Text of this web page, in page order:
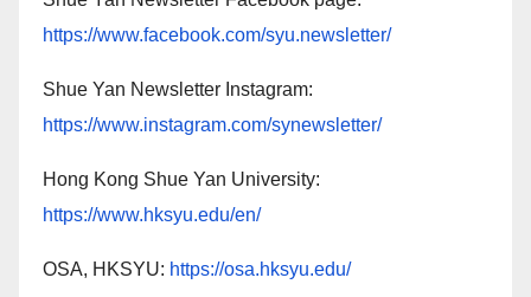
https://www.facebook.com/syu.newsletter/
Shue Yan Newsletter Instagram:
https://www.instagram.com/synewsletter/
Hong Kong Shue Yan University:
https://www.hksyu.edu/en/
OSA, HKSYU: https://osa.hksyu.edu/